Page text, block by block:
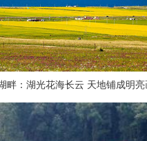
畔：湖光花海长云 天地铺成明亮